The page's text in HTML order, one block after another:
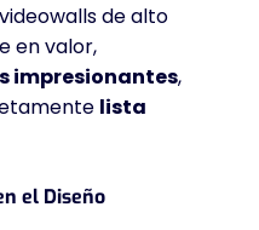
de alto
en valor,
impresionantes,
lista
el Diseño